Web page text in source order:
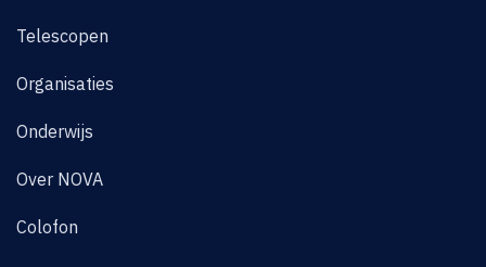
Telescopen
Organisaties
Onderwijs
Over NOVA
Colofon